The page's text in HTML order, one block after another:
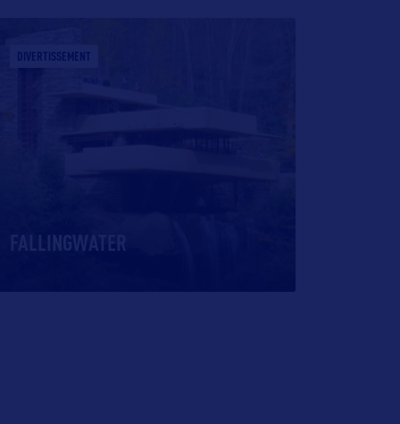
DIVERTISSEMENT
FALLINGWATER